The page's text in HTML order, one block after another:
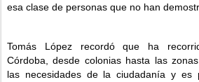
esa clase de personas que no han
Tomás López recordó que ha
Córdoba, desde colonias hasta las
las necesidades de la ciudadanía y